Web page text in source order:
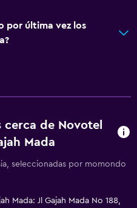
por última vez los
cerca de Novotel
Mada
seleccionadas por momondo
Mada: Jl Gajah Mada No 188,